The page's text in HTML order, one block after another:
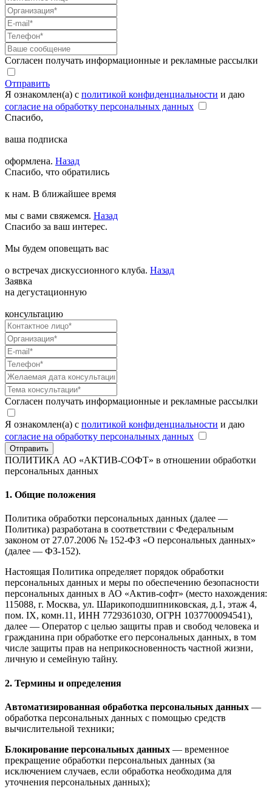
Согласен получать информационные и рекламные рассылки
Отправить
Я ознакомлен(а) с политикой конфиденциальности и даю
согласие на обработку персональных данных
Спасибо,
ваша подписка
оформлена. Назад
Спасибо, что обратились
к нам. В ближайшее время
мы с вами свяжемся. Назад
Спасибо за ваш интерес.
Мы будем оповещать вас
о встречах дискуссионного клуба. Назад
Заявка
на дегустационную
консультацию
Согласен получать информационные и рекламные рассылки
Я ознакомлен(а) с политикой конфиденциальности и даю
согласие на обработку персональных данных
Отправить
ПОЛИТИКА АО «АКТИВ-СОФТ» в отношении обработки
персональных данных
1. Общие положения
Политика обработки персональных данных (далее —
Политика) разработана в соответствии с Федеральным
законом от 27.07.2006 № 152-ФЗ «О персональных данных»
(далее — ФЗ-152).
Настоящая Политика определяет порядок обработки
персональных данных и меры по обеспечению безопасности
персональных данных в АО «Актив-софт» (место нахождения:
115088, г. Москва, ул. Шарикоподшипниковская, д.1, этаж 4,
пом. IX, комн.11, ИНН 7729361030, ОГРН 1037700094541),
далее — Оператор с целью защиты прав и свобод человека и
гражданина при обработке его персональных данных, в том
числе защиты прав на неприкосновенность частной жизни,
личную и семейную тайну.
2. Термины и определения
Автоматизированная обработка персональных данных —
обработка персональных данных с помощью средств
вычислительной техники;
Блокирование персональных данных — временное
прекращение обработки персональных данных (за
исключением случаев, если обработка необходима для
уточнения персональных данных);